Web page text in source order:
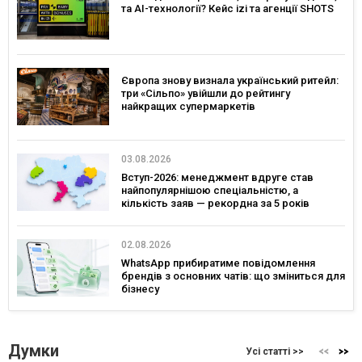
та AI-технології? Кейс izi та агенції SHOTS
Європа знову визнала український ритейл:
три «Сільпо» увійшли до рейтингу
найкращих супермаркетів
03.08.2026
Вступ-2026: менеджмент вдруге став
найпопулярнішою спеціальністю, а
кількість заяв — рекордна за 5 років
02.08.2026
WhatsApp прибиратиме повідомлення
брендів з основних чатів: що зміниться для
бізнесу
Думки Усі статті >>